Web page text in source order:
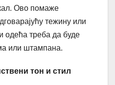
Ово помаже
тежину или
одећа треба да буде
или штампана.
тон и стил